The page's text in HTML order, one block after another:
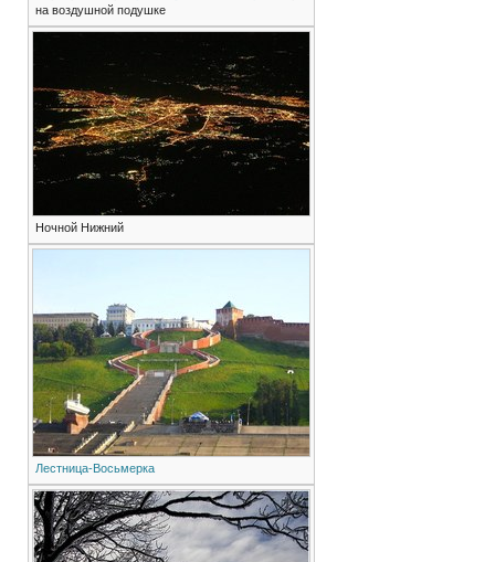
на воздушной подушке
Ночной Нижний
Лестница-Восьмерка